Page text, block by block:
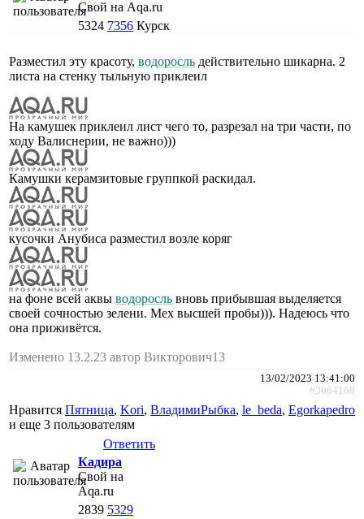
Свой на Aqa.ru
5324 7356 Курск
Разместил эту красоту, водоросль действительно шикарна. 2
листа на стенку тыльную приклеил
На камушек приклеил лист чего то, разрезал на три части, по
ходу Валиснерии, не важно)))
Камушки керамзитовые группкой раскидал.
кусочки Анубиса разместил возле коряг
на фоне всей аквы водоросль вновь прибывшая выделяется
своей сочностью зелени. Мех высшей пробы))). Надеюсь что
она приживëтся.
Изменено 13.2.23 автор Викторович13
13/02/2023 13:41:00
#3064168
Нравится Пятница, Kori, ВладимиРыбка, le_beda, Egorkapedro
и еще 3 пользователям
Ответить
Кадира
Свой на
Aqa.ru
2839 5329